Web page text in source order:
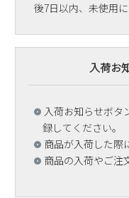
後7日以内、未使用に
入荷お
入荷お知らせボタ
録してください。
商品が入荷した際
商品の入荷やご注